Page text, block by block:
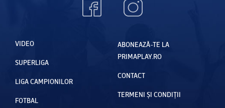
VIDEO
SUPERLIGA
LIGA CAMPIONILOR
FOTBAL
ABONEAZĂ-TE LA
PRIMAPLAY.RO
CONTACT
TERMENI ȘI CONDIȚII